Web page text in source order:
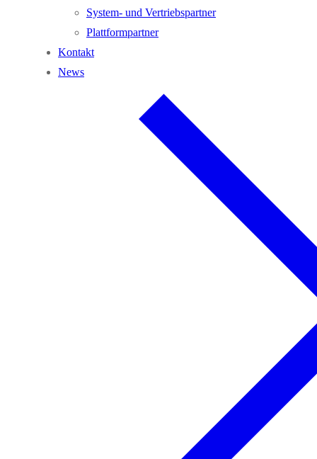
System- und Vertriebspartner
Plattformpartner
Kontakt
News